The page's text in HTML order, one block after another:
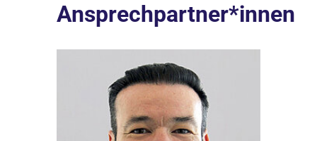
Ansprechpartner*innen